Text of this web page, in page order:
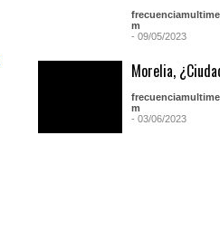
m
- 09/05/2023
Morelia,
m
- 03/06/2023